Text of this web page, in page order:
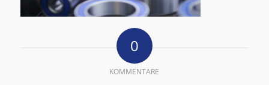
0
KOMMENTARE